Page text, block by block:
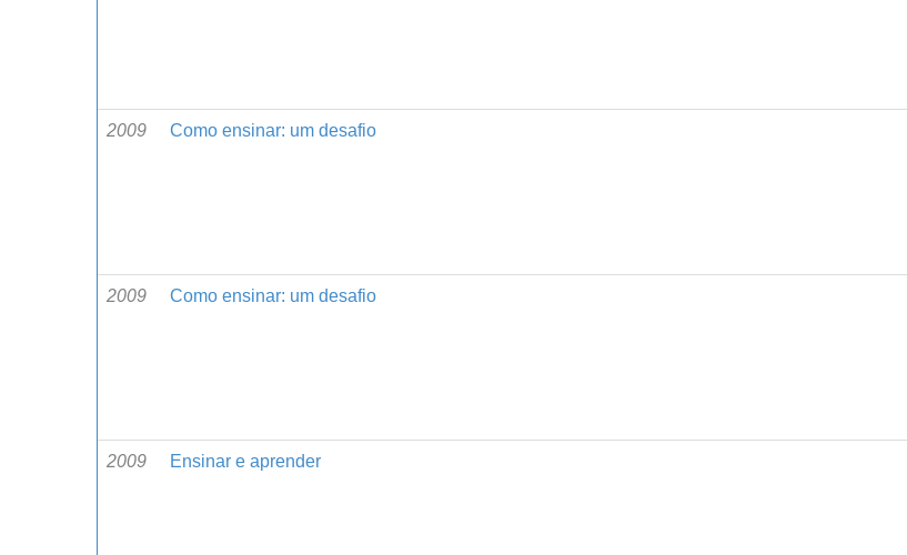
2009 Como ensinar: um desafio
2009 Como ensinar: um desafio
2009 Ensinar e aprender